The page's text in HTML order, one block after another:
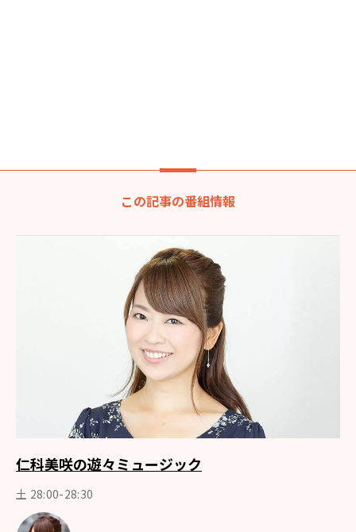
この記事の番組情報
仁科美咲の遊々ミュージック
土 28:00-28:30